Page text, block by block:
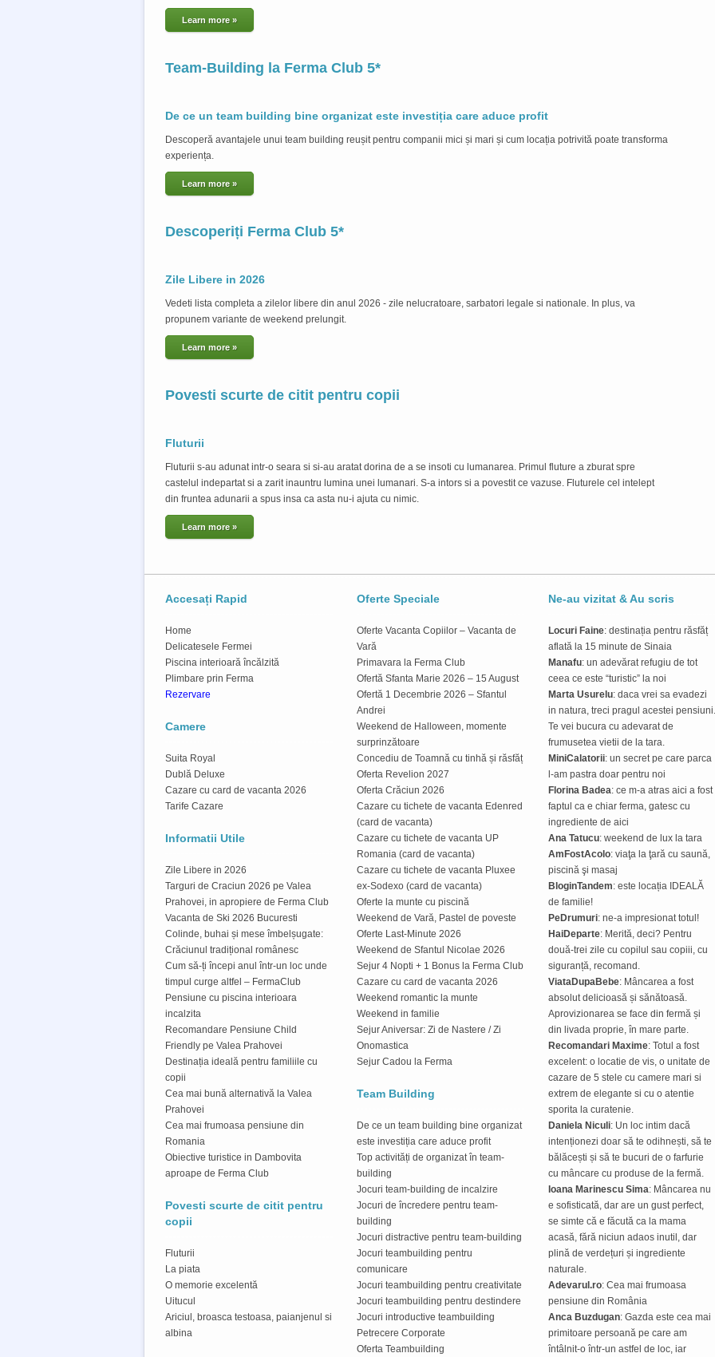
Learn more »
Team-Building la Ferma Club 5*
De ce un team building bine organizat este investiția care aduce profit
Descoperă avantajele unui team building reușit pentru companii mici și mari și cum locația potrivită poate transforma
experiența.
Learn more »
Descoperiți Ferma Club 5*
Zile Libere in 2026
Vedeti lista completa a zilelor libere din anul 2026 - zile nelucratoare, sarbatori legale si nationale. In plus, va
propunem variante de weekend prelungit.
Learn more »
Povesti scurte de citit pentru copii
Fluturii
Fluturii s-au adunat intr-o seara si si-au aratat dorina de a se insoti cu lumanarea. Primul fluture a zburat spre
castelul indepartat si a zarit inauntru lumina unei lumanari. S-a intors si a povestit ce vazuse. Fluturele cel intelept
din fruntea adunarii a spus insa ca asta nu-i ajuta cu nimic.
Learn more »
Accesați Rapid
Home
Delicatesele Fermei
Piscina interioară încălzită
Plimbare prin Ferma
Rezervare
Camere
Suita Royal
Dublă Deluxe
Cazare cu card de vacanta 2026
Tarife Cazare
Informatii Utile
Zile Libere in 2026
Targuri de Craciun 2026 pe Valea
Prahovei, in apropiere de Ferma Club
Vacanta de Ski 2026 Bucuresti
Colinde, buhai și mese îmbelșugate:
Crăciunul tradițional românesc
Cum să-ți începi anul într-un loc unde
timpul curge altfel – FermaClub
Pensiune cu piscina interioara
incalzita
Recomandare Pensiune Child
Friendly pe Valea Prahovei
Destinația ideală pentru familiile cu
copii
Cea mai bună alternativă la Valea
Prahovei
Cea mai frumoasa pensiune din
Romania
Obiective turistice in Dambovita
aproape de Ferma Club
Povesti scurte de citit pentru
copii
Fluturii
La piata
O memorie excelentă
Uitucul
Ariciul, broasca testoasa, paianjenul si
albina
Oferte Speciale
Oferte Vacanta Copiilor – Vacanta de
Vară
Primavara la Ferma Club
Ofertă Sfanta Marie 2026 – 15 August
Ofertă 1 Decembrie 2026 – Sfantul
Andrei
Weekend de Halloween, momente
surprinzătoare
Concediu de Toamnă cu tinhă și răsfăț
Oferta Revelion 2027
Oferta Crăciun 2026
Cazare cu tichete de vacanta Edenred
(card de vacanta)
Cazare cu tichete de vacanta UP
Romania (card de vacanta)
Cazare cu tichete de vacanta Pluxee
ex-Sodexo (card de vacanta)
Oferte la munte cu piscină
Weekend de Vară, Pastel de poveste
Oferte Last-Minute 2026
Weekend de Sfantul Nicolae 2026
Sejur 4 Nopti + 1 Bonus la Ferma Club
Cazare cu card de vacanta 2026
Weekend romantic la munte
Weekend in familie
Sejur Aniversar: Zi de Nastere / Zi
Onomastica
Sejur Cadou la Ferma
Team Building
De ce un team building bine organizat
este investiția care aduce profit
Top activități de organizat în team-
building
Jocuri team-building de incalzire
Jocuri de încredere pentru team-
building
Jocuri distractive pentru team-building
Jocuri teambuilding pentru
comunicare
Jocuri teambuilding pentru creativitate
Jocuri teambuilding pentru destindere
Jocuri introductive teambuilding
Petrecere Corporate
Oferta Teambuilding
Ne-au vizitat & Au scris
Locuri Faine: destinația pentru răsfăț
aflată la 15 minute de Sinaia
Manafu: un adevărat refugiu de tot
ceea ce este “turistic” la noi
Marta Usurelu: daca vrei sa evadezi
in natura, treci pragul acestei pensiuni.
Te vei bucura cu adevarat de
frumusetea vietii de la tara.
MiniCalatorii: un secret pe care parca
l-am pastra doar pentru noi
Florina Badea: ce m-a atras aici a fost
faptul ca e chiar ferma, gatesc cu
ingrediente de aici
Ana Tatucu: weekend de lux la tara
AmFostAcolo: viaţa la ţară cu saună,
piscină şi masaj
BloginTandem: este locația IDEALĂ
de familie!
PeDrumuri: ne-a impresionat totul!
HaiDeparte: Merită, deci? Pentru
două-trei zile cu copilul sau copiii, cu
siguranță, recomand.
ViataDupaBebe: Mâncarea a fost
absolut delicioasă și sănătoasă.
Aprovizionarea se face din fermă și
din livada proprie, în mare parte.
Recomandari Maxime: Totul a fost
excelent: o locatie de vis, o unitate de
cazare de 5 stele cu camere mari si
extrem de elegante si cu o atentie
sporita la curatenie.
Daniela Niculi: Un loc intim dacă
intenționezi doar să te odihnești, să te
bălăcești și să te bucuri de o farfurie
cu mâncare cu produse de la fermă.
Ioana Marinescu Sima: Mâncarea nu
e sofisticată, dar are un gust perfect,
se simte că e făcută ca la mama
acasă, fără niciun adaos inutil, dar
plină de verdețuri și ingrediente
naturale.
Adevarul.ro: Cea mai frumoasa
pensiune din România
Anca Buzdugan: Gazda este cea mai
primitoare persoană pe care am
întâlnit-o într-un astfel de loc, iar